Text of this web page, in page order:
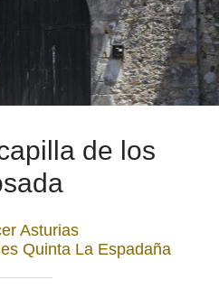
de los
Asturias
Quinta La Espadaña